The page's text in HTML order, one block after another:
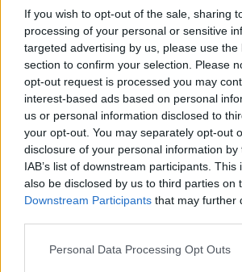
If you wish to opt-out of the sale, sharing
processing of your personal or sensitive
targeted advertising by us, please use the
section to confirm your selection. Please
opt-out request is processed you may
interest-based ads based on personal
us or personal information disclosed to
your opt-out. You may separately opt-out
disclosure of your personal information
IAB’s list of downstream participants.
also be disclosed by us to third parties on
Downstream Participants that may further
Personal Data Processing Opt Outs
CÍMKÉK Elektromobilitás Elektromos autó
kínai elektromos autó
Seres SF5